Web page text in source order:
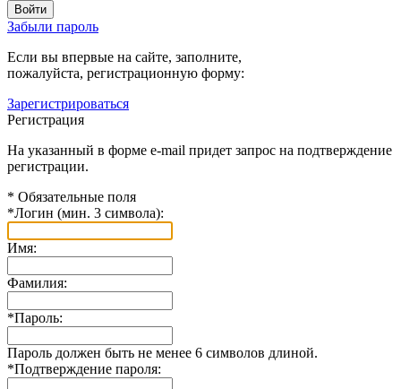
Забыли пароль
Если вы впервые на сайте, заполните,
пожалуйста, регистрационную форму:
Зарегистрироваться
Регистрация
На указанный в форме e-mail придет запрос на подтверждение
регистрации.
* Обязательные поля
*Логин (мин. 3 символа):
Имя:
Фамилия:
*Пароль:
Пароль должен быть не менее 6 символов длиной.
*Подтверждение пароля: